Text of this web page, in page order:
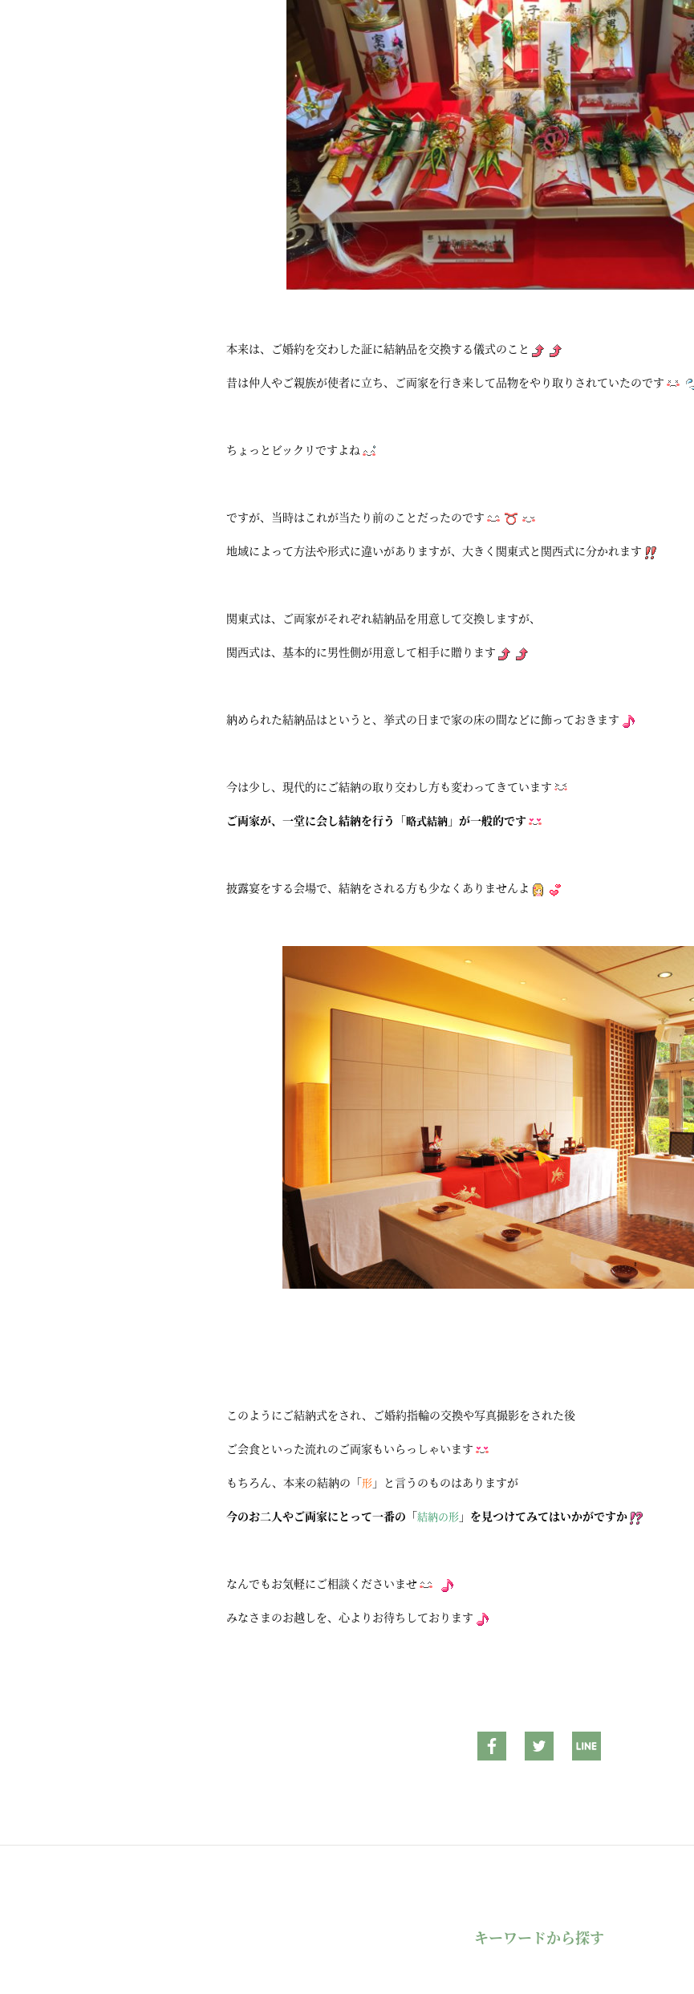
本来は、ご婚約を交わした証に結納品を交換する儀式のこと
昔は仲人やご親族が使者に立ち、ご両家を行き来して品物をやり取りされていたのです
ちょっとビックリですよね
ですが、当時はこれが当たり前のことだったのです
地域によって方法や形式に違いがありますが、大きく関東式と関西式に分かれます
関東式は、ご両家がそれぞれ結納品を用意して交換しますが、
関西式は、基本的に男性側が用意して相手に贈ります
納められた結納品はというと、挙式の日まで家の床の間などに飾っておきます
今は少し、現代的にご結納の取り交わし方も変わってきています
ご両家が、一堂に会し結納を行う「略式結納 」が一般的です
披露宴をする会場で、結納をされる方も少なくありませんよ
このようにご結納式をされ、ご婚約指輪の交換や写真撮影をされた後
ご会食といった流れのご両家もいらっしゃいます
もちろん、本来の結納の「形 」と言うのものはありますが
今のお二人やご両家にとって一番の「結納の形 」を見つけてみてはいかがですか
なんでもお気軽にご相談くださいませ
みなさまのお越しを、心よりお待ちしております
キーワードから探す